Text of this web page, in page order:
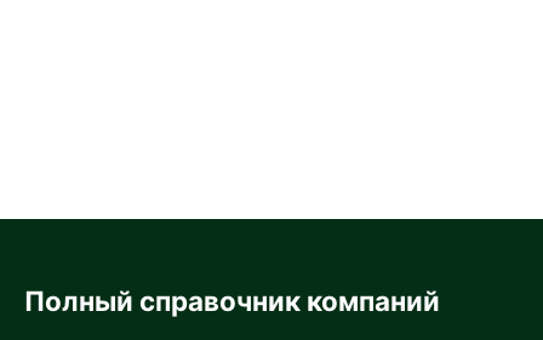
Полный справочник компаний